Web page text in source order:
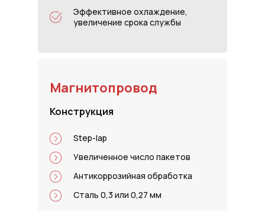
Эффективное охлаждение,
увеличение срока службы
Сталь 0,3 или 0,27 мм
Антикоррозийная обработка
Увеличенное число пакетов
Step-lap
Конструкция
Магнитопровод